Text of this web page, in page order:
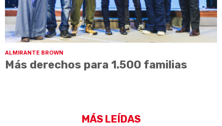
ALMIRANTE BROWN
Más derechos para 1.500 familias
MÁS LEÍDAS